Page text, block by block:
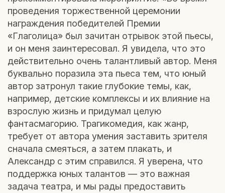
проведения торжественной церемонии
награждения победителей Премии
«Глаголица» был зачитан отрывок этой пьесы,
и он меня заинтересовал. Я увидела, что это
действительно очень талантливый автор. Меня
буквально поразила эта пьеса тем, что юный
автор затронул такие глубокие темы, как,
например, детские комплексы и их влияние на
взрослую жизнь и придумал целую
фантасмагорию. Трагикомедия, как жанр,
требует от автора умения заставить зрителя
сначала смеяться, а затем плакать, и
Александр с этим справился. Я уверена, что
поддержка юных талантов — это важная
задача театра, и мы рады предоставить